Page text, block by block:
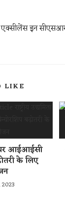
इन
LIKE
पर आईआईसी
के लिए